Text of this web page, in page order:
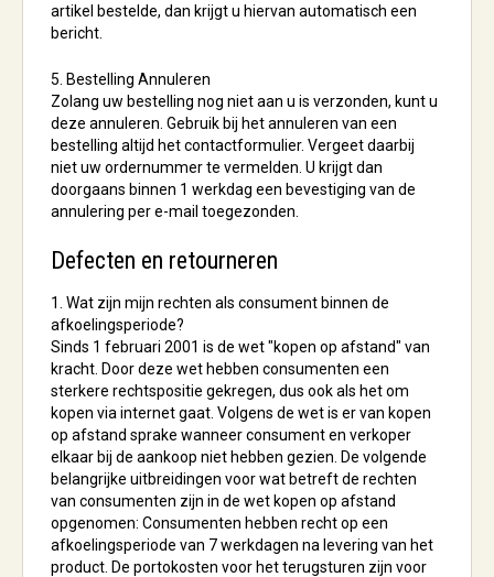
artikel bestelde, dan krijgt u hiervan automatisch een
bericht.
5. Bestelling Annuleren
Zolang uw bestelling nog niet aan u is verzonden, kunt u
deze annuleren. Gebruik bij het annuleren van een
bestelling altijd het contactformulier. Vergeet daarbij
niet uw ordernummer te vermelden. U krijgt dan
doorgaans binnen 1 werkdag een bevestiging van de
annulering per e-mail toegezonden.
Defecten en retourneren
1. Wat zijn mijn rechten als consument binnen de
afkoelingsperiode?
Sinds 1 februari 2001 is de wet "kopen op afstand" van
kracht. Door deze wet hebben consumenten een
sterkere rechtspositie gekregen, dus ook als het om
kopen via internet gaat. Volgens de wet is er van kopen
op afstand sprake wanneer consument en verkoper
elkaar bij de aankoop niet hebben gezien. De volgende
belangrijke uitbreidingen voor wat betreft de rechten
van consumenten zijn in de wet kopen op afstand
opgenomen: Consumenten hebben recht op een
afkoelingsperiode van 7 werkdagen na levering van het
product. De portokosten voor het terugsturen zijn voor